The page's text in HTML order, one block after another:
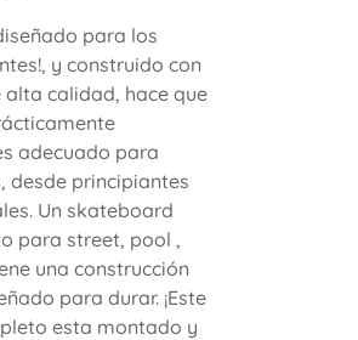
para los
y construido con
calidad, hace que
adecuado para
desde principiantes
Un skateboard
para street, pool ,
una construcción
para durar. ¡Este
esta montado y